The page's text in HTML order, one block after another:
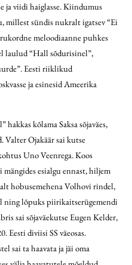
ja viidi haiglasse. Kiindumus
millest sündis nukralt igatsev “Ei
meloodiaanne puhkes
laulud “Hall sõdurisinel”,
Eesti riiklikud
ja esinesid Ameerika
kõlama Saksa sõjaväes,
Valter Ojakäär sai kutse
Uno Veenrega. Koos
esialgu ennast, hiljem
hobusemehena Volhovi rindel,
ning lõpuks piirikaitserügemendi
sai sõjaväekutse Eugen Kelder,
Eesti diviisi SS väeosas.
sai ta haavata ja jäi oma